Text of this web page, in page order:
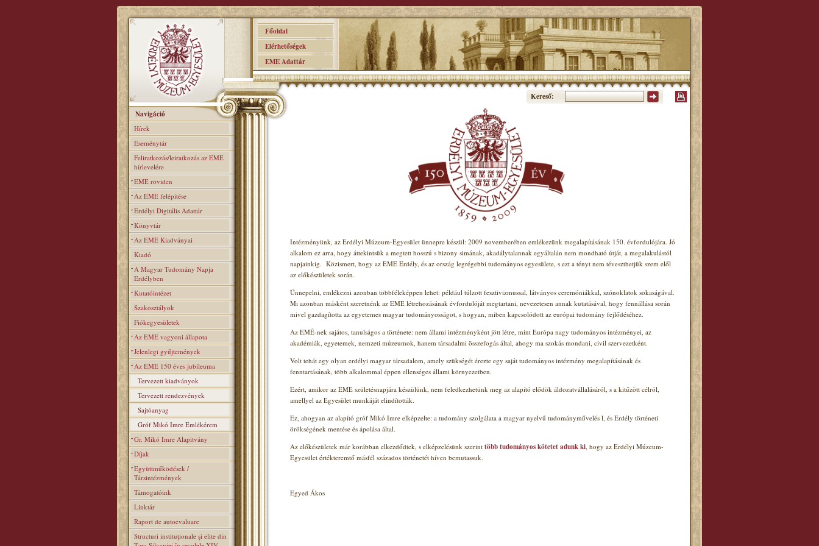
Főoldal
Elérhetőségek
EME Adattár
Kereső:
Navigáció
Hírek
Eseménytár
Feliratkozás/leiratkozás az EME
hírlevelére
EME röviden
Az EME felépitése
Erdélyi Digitális Adattár
Könyvtár
Az EME Kiadványai
Kiadó
A Magyar Tudomány Napja
Erdélyben
Kutatóintézet
Szakosztályok
Fiókegyesületek
Az EME vagyoni állapota
Jelenlegi gyűjtemények
Az EME 150 éves jubileuma
Tervezett kiadványok
Tervezett rendezvények
Sajtóanyag
Gróf Mikó Imre Emlékérem
Gr. Mikó Imre Alapitvány
Díjak
Együttműködések /
Társintézmények
Támogatóink
Linktár
Raport de autoevaluare
Structuri instituţionale şi elite din
Intézményünk, az Erdélyi Múzeum-Egyesület ünnepre készül: 2009 novemberében emlékezünk megalapításának 150. évfordulójára. Jó
alkalom ez arra, hogy áttekintsük a megtett hosszú s bizony simának, akadálytalannak egyáltalán nem mondható útját, a megalakulástól
napjainkig. Közismert, hogy az EME Erdély, és az ország legrégebbi tudományos egyesülete, s ezt a tényt nem téveszthetjük szem elől
az előkészületek során.
Ünnepelni, emlékezni azonban többféleképpen lehet: például túlzott fesztivizmussal, látványos ceremóniákkal, szónoklatok sokaságával.
Mi azonban másként szeretnénk az EME létrehozásának évfordulóját megtartani, nevezetesen annak kutatásával, hogy fennállása során
mivel gazdagította az egyetemes magyar tudományosságot, s hogyan, miben kapcsolódott az európai tudomány fejlődéséhez.
Az EMÉ-nek sajátos, tanulságos a története: nem állami intézményként jött létre, mint Európa nagy tudományos intézményei, az
akadémiák, egyetemek, nemzeti múzeumok, hanem társadalmi összefogás által, ahogy ma szokás mondani, civil szervezetként.
Volt tehát egy olyan erdélyi magyar társadalom, amely szükségét érezte egy saját tudományos intézmény megalapításának és
fenntartásának, több alkalommal éppen ellenséges állami környezetben.
Ezért, amikor az EME születésnapjára készülünk, nem feledkezhetünk meg az alapító elődök áldozatvállalásáról, s a kitűzött célról,
amellyel az Egyesület munkáját elindították.
Ez, ahogyan az alapító gróf Mikó Imre elképzelte: a tudomány szolgálata a magyar nyelvű tudományművelés l, és Erdély történeti
örökségének mentése és ápolása által.
Az előkészületek már korábban elkezdődtek, s elképzelésünk szerint több tudományos kötetet adunk ki, hogy az Erdélyi Múzeum-
Egyesület értékteremtő másfél százados történetét híven bemutassuk.
Egyed Ákos